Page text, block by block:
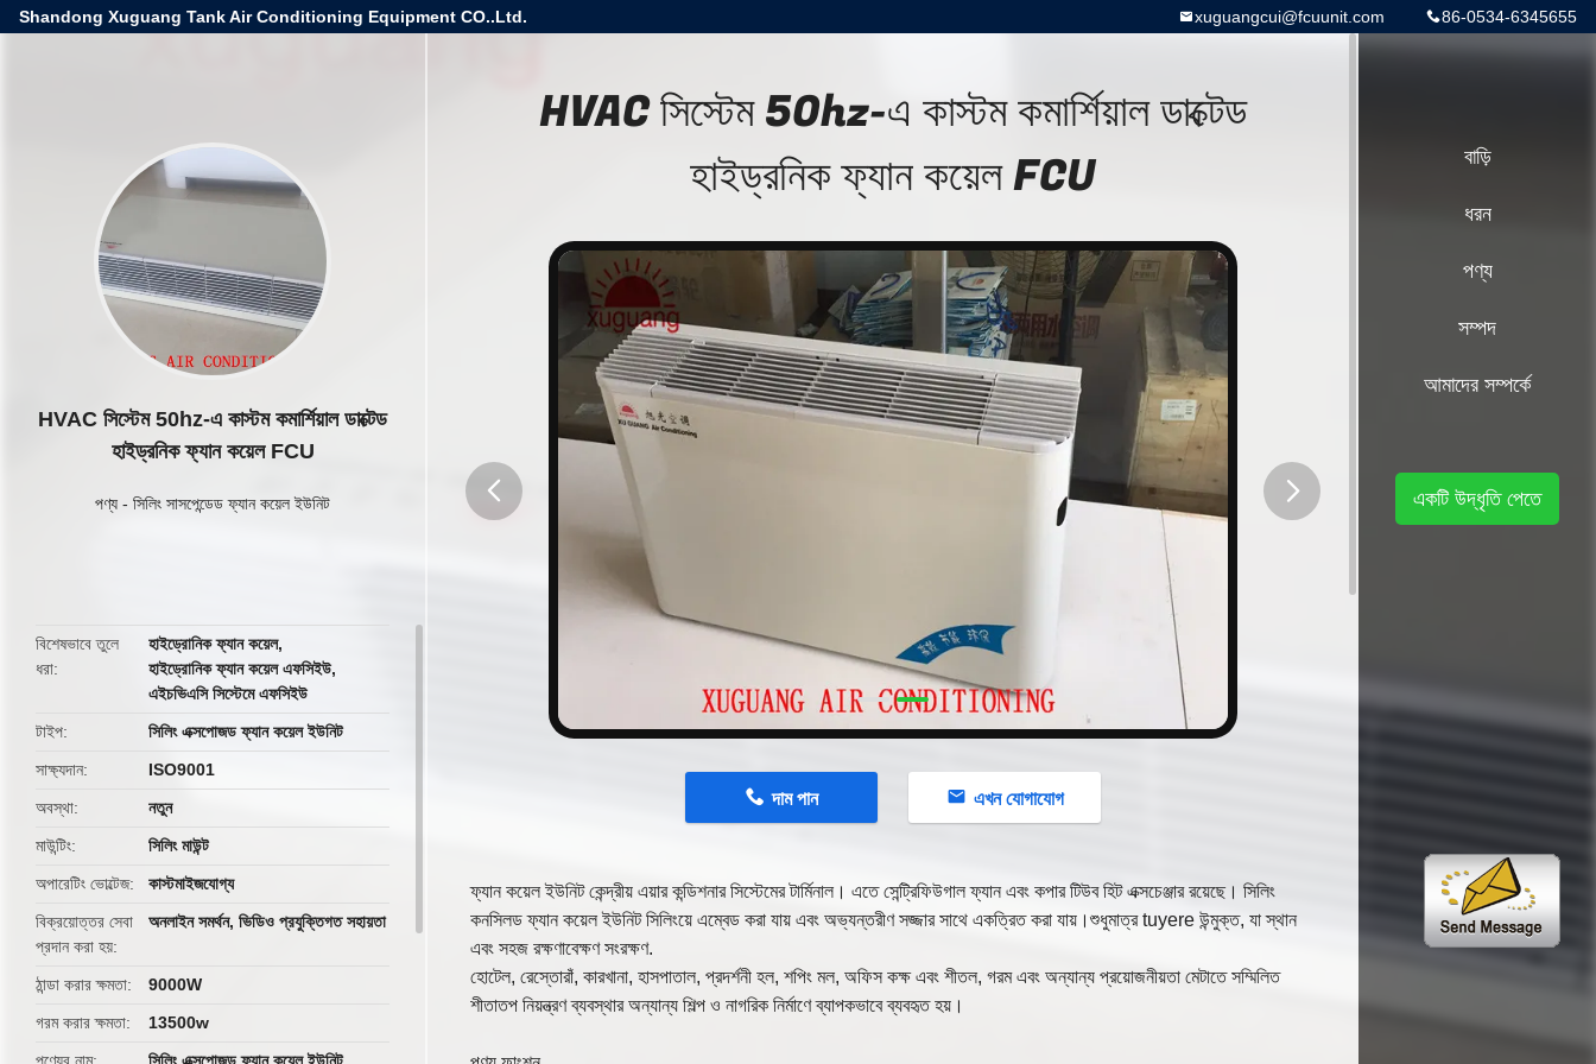
Shandong Xuguang Tank Air Conditioning Equipment CO..Ltd. 86-0534-6345655
xuguangcui@fcuunit.com
HVAC সিস্টেম 50hz-এ কাস্টম কমার্শিয়াল ডাক্টেড
হাইড্রনিক ফ্যান কয়েল FCU
পণ্য - সিলিং সাসপেন্ডেড ফ্যান কয়েল ইউনিট
বিশেষভাবে তুলে
ধরা
হাইড্রোনিক ফ্যান কয়েল,
হাইড্রোনিক ফ্যান কয়েল এফসিইউ,
এইচভিএসি সিস্টেমে এফসিইউ
টাইপ
সিলিং এক্সপোজড ফ্যান কয়েল ইউনিট
সাক্ষ্যদান
ISO9001
অবস্থা
নতুন
মাউন্টিং
সিলিং মাউন্ট
অপারেটিং ভোল্টেজ
কাস্টমাইজযোগ্য
বিক্রয়োত্তর সেবা
প্রদান করা হয়
অনলাইন সমর্থন, ভিডিও প্রযুক্তিগত সহায়তা
ঠান্ডা করার ক্ষমতা
9000W
গরম করার ক্ষমতা
13500w
HVAC সিস্টেম 50hz-এ কাস্টম কমার্শিয়াল ডাক্টেড
হাইড্রনিক ফ্যান কয়েল FCU
দাম পান এখন যোগাযোগ
ফ্যান কয়েল ইউনিট কেন্দ্রীয় এয়ার কন্ডিশনার সিস্টেমের টার্মিনাল। এতে সেন্ট্রিফিউগাল ফ্যান এবং কপার টিউব হিট এক্সচেঞ্জার রয়েছে। সিলিং
কনসিলড ফ্যান কয়েল ইউনিট সিলিংয়ে এম্বেড করা যায় এবং অভ্যন্তরীণ সজ্জার সাথে একত্রিত করা যায়।শুধুমাত্র tuyere উন্মুক্ত, যা স্থান
এবং সহজ রক্ষণাবেক্ষণ সংরক্ষণ.
হোটেল, রেস্তোরাঁ, কারখানা, হাসপাতাল, প্রদর্শনী হল, শপিং মল, অফিস কক্ষ এবং শীতল, গরম এবং অন্যান্য প্রয়োজনীয়তা মেটাতে সম্মিলিত
শীতাতপ নিয়ন্ত্রণ ব্যবস্থার অন্যান্য শিল্প ও নাগরিক নির্মাণে ব্যাপকভাবে ব্যবহৃত হয়।
বাড়ি
ধরন
পণ্য
সম্পদ
আমাদের সম্পর্কে
একটি উদ্ধৃতি পেতে